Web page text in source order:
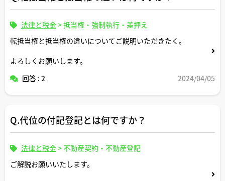
法律と税金>抵当権・強制執行・差押え
転抵当権と抵当権の違いについてご説明いただきたく。
よろしくお願いします。
回答 : 2
2024/04/05
Q.代位の付記登記とは何ですか？
法律と税金>不動産契約・不動産登記
ご解説お願いいたします。